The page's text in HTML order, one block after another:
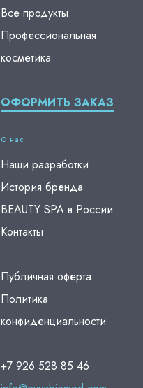
Все продукты
Профессиональная
косметика
ОФОРМИТЬ ЗАКАЗ
О нас
Наши разработки
История бренда
BEAUTY SPA в России
Контакты
Публичная оферта
Политика
конфиденциальности
+7 926 528 85 46